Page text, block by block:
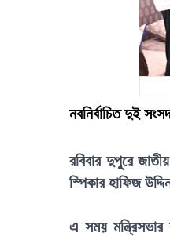
নবনির্বাচিত দুই
রবিবার দুপুরে
স্পিকার হাফিজ
এ সময় মন্ত্রিসভার